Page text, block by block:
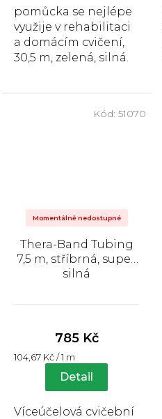
pomůcka se nejlépe
využije v rehabilitaci
a domácím cvičení,
30,5 m, zelená, silná.
Thera-Band Tubing
7,5 m, stříbrná, super
silná
produktu
5,0
Momentálně nedostupné
785 Kč
Měrná
104,67 Kč / 1 m
Detail
Víceúčelová cvičební
Kód: 51070